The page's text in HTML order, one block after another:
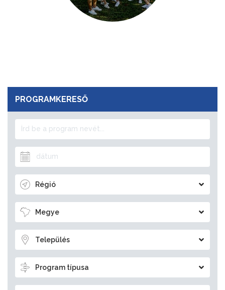
PROGRAMKERESŐ
Régió
Megye
Település
Program típusa